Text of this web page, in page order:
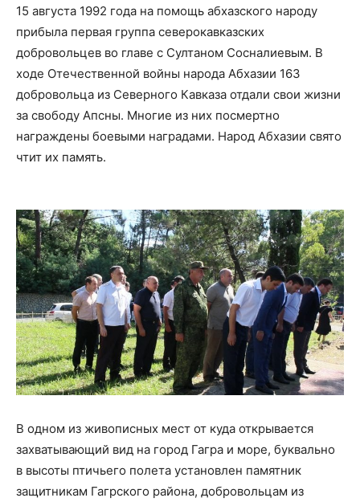
15 августа 1992 года на помощь абхазского народу
прибыла первая группа северокавказских
добровольцев во главе с Султаном Сосналиевым. В
ходе Отечественной войны народа Абхазии 163
добровольца из Северного Кавказа отдали свои жизни
за свободу Апсны. Многие из них посмертно
награждены боевыми наградами. Народ Абхазии свято
чтит их память.
В одном из живописных мест от куда открывается
захватывающий вид на город Гагра и море, буквально
в высоты птичьего полета установлен памятник
защитникам Гагрского района, добровольцам из